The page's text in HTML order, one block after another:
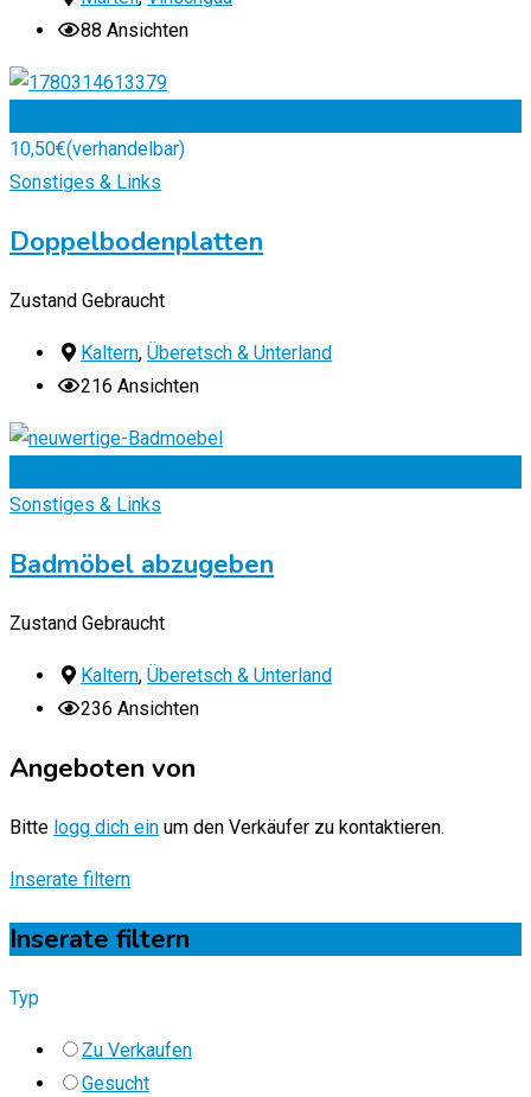
88 Ansichten
10,50€(verhandelbar)
Sonstiges & Links
Doppelbodenplatten
Zustand Gebraucht
Kaltern, Überetsch & Unterland
216 Ansichten
Sonstiges & Links
Badmöbel abzugeben
Zustand Gebraucht
Kaltern, Überetsch & Unterland
236 Ansichten
Angeboten von
Bitte logg dich ein um den Verkäufer zu kontaktieren.
Inserate filtern
Inserate filtern
Typ
Zu Verkaufen
Gesucht